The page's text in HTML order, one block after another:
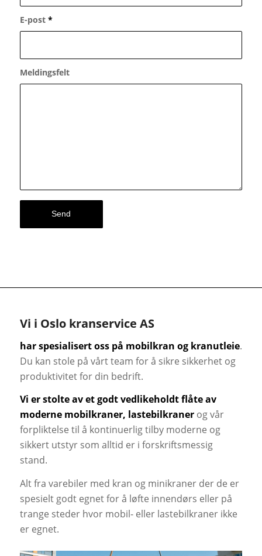
E-post *
Meldingsfelt
Vi i Oslo kranservice AS
har spesialisert oss på mobilkran og kranutleie.
Du kan stole på vårt team for å sikre sikkerhet og
produktivitet for din bedrift.
Vi er stolte av et godt vedlikeholdt flåte av
moderne mobilkraner, lastebilkranerog vår
forpliktelse til å kontinuerlig tilby moderne og
sikkert utstyr som alltid er i forskriftsmessig
stand.
Alt fra varebiler med kran og minikraner der de er
spesielt godt egnet for å løfte innendørs eller på
trange steder hvor mobil- eller lastebilkraner ikke
er egnet.